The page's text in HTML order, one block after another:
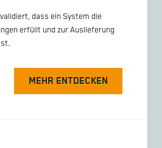
dass ein System die
erfüllt und zur Auslieferung
MEHR ENTDECKEN